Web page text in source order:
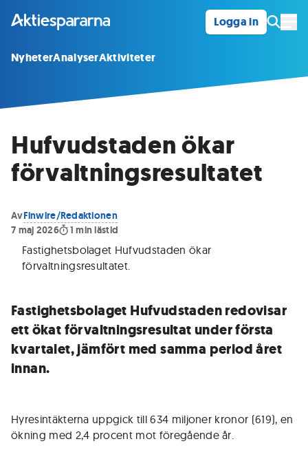
Logga in
NyheterAnalyserAktiviteter
Hufvudstaden ökar
förvaltningsresultatet
AvFinwire/Redaktionen
7 maj 2026
1 min lästid
Fastighetsbolaget Hufvudstaden ökar
förvaltningsresultatet.
Fastighetsbolaget Hufvudstaden redovisar
ett ökat förvaltningsresultat under första
kvartalet, jämfört med samma period året
innan.
Hyresintäkterna uppgick till 634 miljoner kronor (619), en
ökning med 2,4 procent mot föregående år.